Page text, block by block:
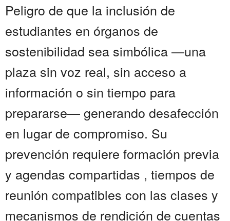
Peligro de que la inclusión de
estudiantes en órganos de
sostenibilidad sea simbólica —una
plaza sin voz real, sin acceso a
información o sin tiempo para
prepararse— generando desafección
en lugar de compromiso. Su
prevención requiere formación previa
y agendas compartidas , tiempos de
reunión compatibles con las clases y
mecanismos de rendición de cuentas